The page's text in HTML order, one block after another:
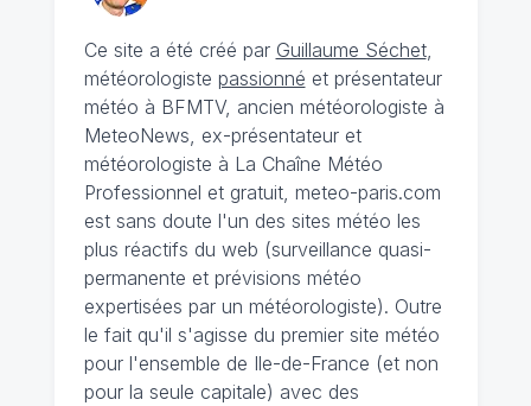
Ce site a été créé par Guillaume Séchet,
météorologiste passionné et présentateur
météo à BFMTV, ancien météorologiste à
MeteoNews, ex-présentateur et
météorologiste à La Chaîne Météo
Professionnel et gratuit, meteo-paris.com
est sans doute l'un des sites météo les
plus réactifs du web (surveillance quasi-
permanente et prévisions météo
expertisées par un météorologiste). Outre
le fait qu'il s'agisse du premier site météo
pour l'ensemble de Ile-de-France (et non
pour la seule capitale) avec des